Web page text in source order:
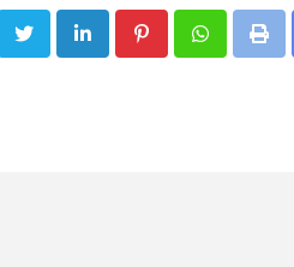
LinkedIn PinterestWhatsappPrint